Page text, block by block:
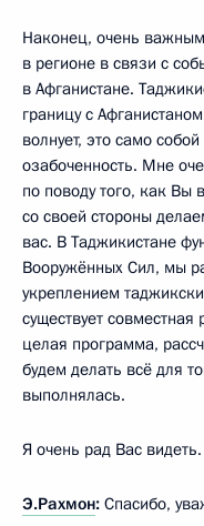
Наконец, очень
в регионе в связи с
в Афганистане.
границу с
волнует, это само
озабоченность. Мне
по поводу того, как Вы
со своей стороны
вас. В Таджикистане
Вооружённых Сил, мы
укреплением
существует
целая программа,
будем делать всё для
выполнялась.
Я очень рад Вас
Э.Рахмон: Спасибо,